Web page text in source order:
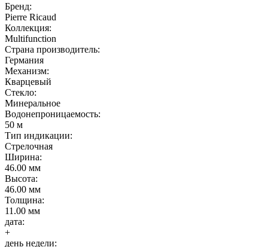
Бренд:
Pierre Ricaud
Коллекция:
Multifunction
Страна производитель:
Германия
Механизм:
Кварцевый
Стекло:
Минеральное
Водонепроницаемость:
50 м
Тип индикации:
Стрелочная
Ширина:
46.00 мм
Высота:
46.00 мм
Толщина:
11.00 мм
дата:
+
день недели: